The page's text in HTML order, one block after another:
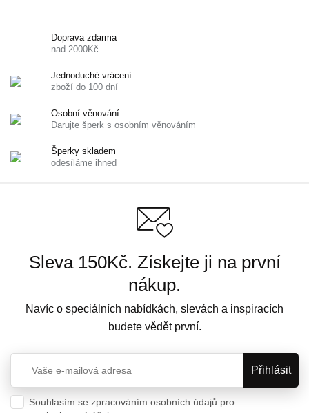
Doprava zdarma
nad 2000Kč
Jednoduché vrácení
zboží do 100 dní
Osobní věnování
Darujte šperk s osobním věnováním
Šperky skladem
odesíláme ihned
Sleva 150Kč. Získejte ji na první
nákup.
Navíc o speciálních nabídkách, slevách a inspiracích
budete vědět první.
Souhlasím se zpracováním osobních údajů pro